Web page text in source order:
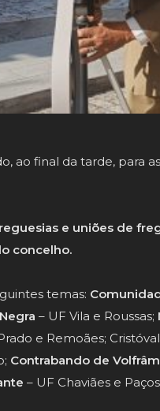
ao final da tarde, para
e uniões de
concelho.
temas:
– UF Vila e Roussas;
e Remoães;
Contrabando de
– UF Chaviães e